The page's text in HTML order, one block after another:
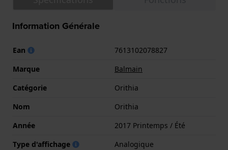
Information Générale
Ean
7613102078827
Marque
Balmain
Catégorie
Orithia
Nom
Orithia
Année
2017 Printemps / Été
Type d'affichage
Analogique